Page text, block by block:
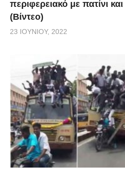
περιφερειακό με πατίνι
(Βίντεο)
23 ΙΟΥΝΊΟΥ, 2022